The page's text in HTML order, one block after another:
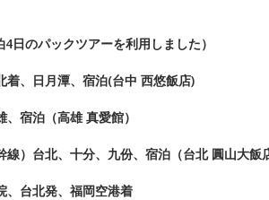
日のパックツアーを利用しました）
、日月潭、宿泊(台中 西悠飯店)
泊（高雄 真愛館）
北、十分、九份、宿泊（台北 圓山大飯
北発、福岡空港着